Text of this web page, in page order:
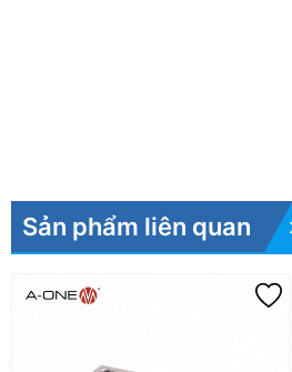
Sản phẩm liên quan